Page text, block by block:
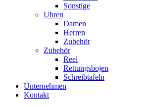
Sonstige
Uhren
Damen
Herren
Zubehör
Zubehör
Reel
Rettungsbojen
Schreibtafeln
Unternehmen
Kontakt